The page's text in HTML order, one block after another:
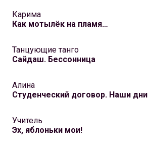
Карима
Как мотылёк на пламя…
Танцующие танго
Сайдаш. Бессонница
Алина
Студенческий договор. Наши дни
Учитель
Эх, яблоньки мои!